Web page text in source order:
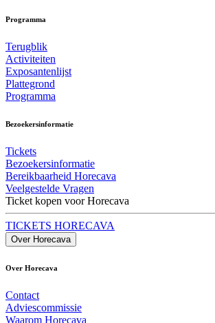
Programma
Terugblik
Activiteiten
Exposantenlijst
Plattegrond
Programma
Bezoekersinformatie
Tickets
Bezoekersinformatie
Bereikbaarheid Horecava
Veelgestelde Vragen
Ticket kopen voor Horecava
TICKETS HORECAVA
Over Horecava
Over Horecava
Contact
Adviescommissie
Waarom Horecava